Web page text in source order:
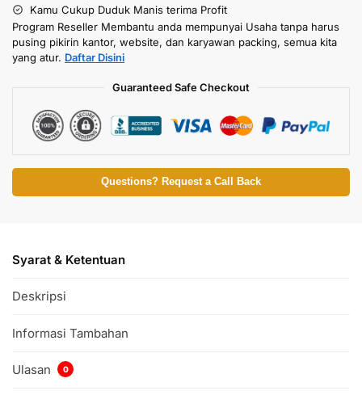
Kamu Cukup Duduk Manis terima Profit
Program Reseller Membantu anda mempunyai Usaha tanpa harus
pusing pikirin kantor, website, dan karyawan packing, semua kita
yang atur. Daftar Disini
Guaranteed Safe Checkout
Questions? Request a Call Back
Syarat & Ketentuan
Deskripsi
Informasi Tambahan
Ulasan 0